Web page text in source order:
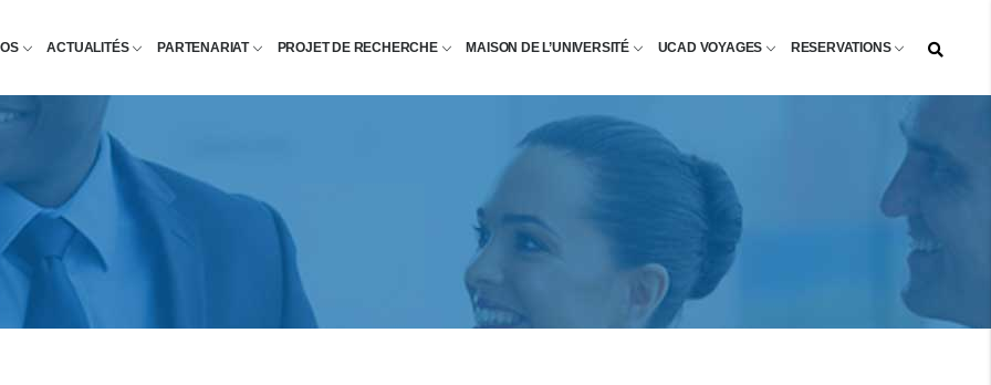
ACTUALITÉS PARTENARIAT PROJET DE RECHERCHE MAISON DE L’UNIVERSITÉ UCAD VOYAGES RESERVATIONS